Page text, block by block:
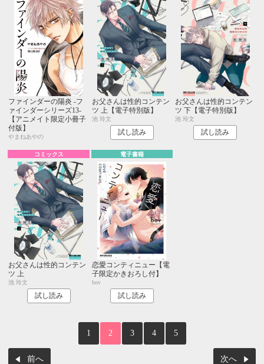
ファインダーの陽炎 -フ
ァインダーシリーズ13-
【アニメイト限定小冊子
付版】
やまねあやの
お父さんは性的コンテン
ツ 上【電子特別版】
池 玲文
試し読み
お父さんは性的コンテン
ツ 下【電子特別版】
池 玲文
試し読み
コミックス
お父さんは性的コンテン
ツ 上
池 玲文
試し読み
電子書籍
恋愛コンティニュー【電
子限定かきおろし付】
bov
試し読み
前へ
1 2 3 4 5
次へ